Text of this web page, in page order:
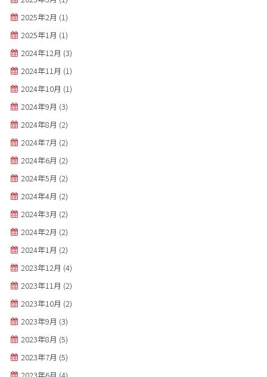
2025年2月 (1)
2025年1月 (1)
2024年12月 (3)
2024年11月 (1)
2024年10月 (1)
2024年9月 (3)
2024年8月 (2)
2024年7月 (2)
2024年6月 (2)
2024年5月 (2)
2024年4月 (2)
2024年3月 (2)
2024年2月 (2)
2024年1月 (2)
2023年12月 (4)
2023年11月 (2)
2023年10月 (2)
2023年9月 (3)
2023年8月 (5)
2023年7月 (5)